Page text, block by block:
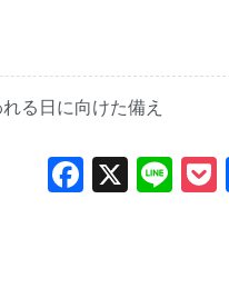
る日に向けた備え
X